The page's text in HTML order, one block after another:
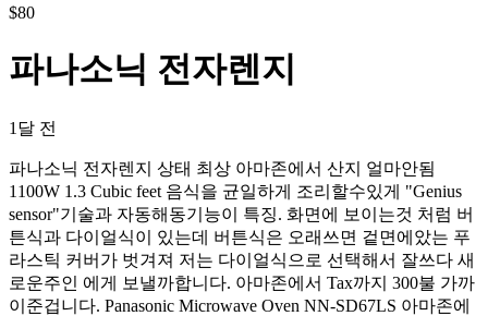
$80
파나소닉 전자렌지
1달 전
파나소닉 전자렌지 상태 최상 아마존에서 산지 얼마안됨
1100W 1.3 Cubic feet 음식을 균일하게 조리할수있게 "Genius
sensor"기술과 자동해동기능이 특징. 화면에 보이는것 처럼 버
튼식과 다이얼식이 있는데 버튼식은 오래쓰면 겉면에았는 푸
라스틱 커버가 벗겨져 저는 다이얼식으로 선택해서 잘쓰다 새
로운주인 에게 보낼까합니다. 아마존에서 Tax까지 300불 가까
이준겁니다. Panasonic Microwave Oven NN-SD67LS 아마존에